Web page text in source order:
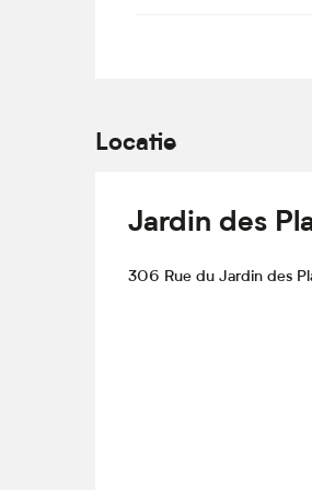
Locatie
Jardin des
306 Rue du Jardin des